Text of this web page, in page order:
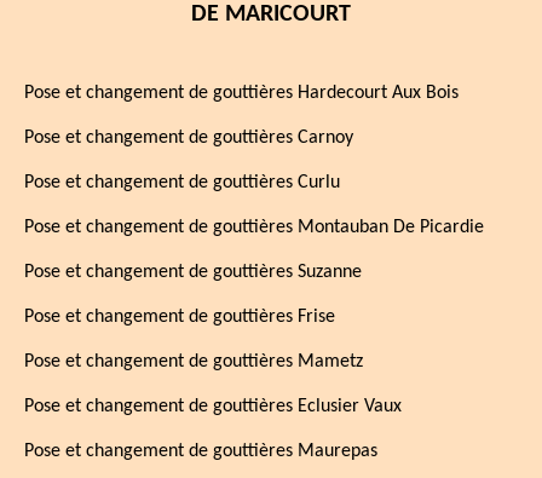
DE MARICOURT
Pose et changement de gouttières Hardecourt Aux Bois
Pose et changement de gouttières Carnoy
Pose et changement de gouttières Curlu
Pose et changement de gouttières Montauban De Picardie
Pose et changement de gouttières Suzanne
Pose et changement de gouttières Frise
Pose et changement de gouttières Mametz
Pose et changement de gouttières Eclusier Vaux
Pose et changement de gouttières Maurepas